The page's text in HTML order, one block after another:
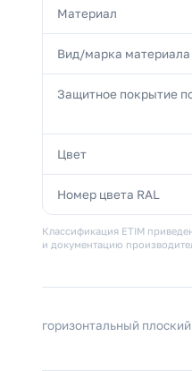
Материал
Вид/марка материала
Защитное покрытие
Цвет
Номер цвета RAL
Классификация ETIM
и документацию
горизонтальный